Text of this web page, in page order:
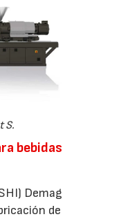
S.
bebidas
Demag
de